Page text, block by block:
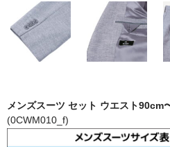
メンズスーツ セット ウエスト90cm
(0CWM010_f)